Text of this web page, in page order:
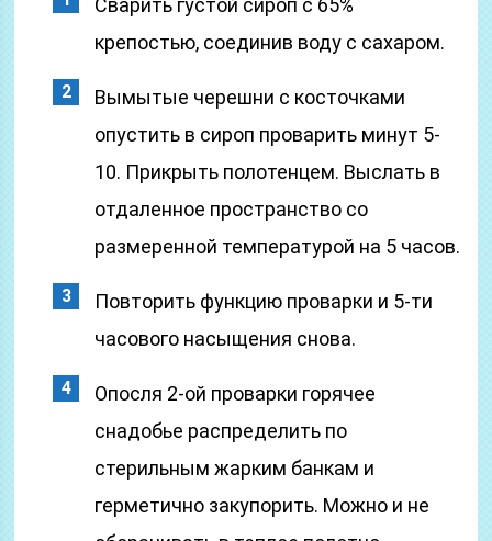
Сварить густой сироп с 65%
крепостью, соединив воду с сахаром.
Вымытые черешни с косточками
опустить в сироп проварить минут 5-
10. Прикрыть полотенцем. Выслать в
отдаленное пространство со
размеренной температурой на 5 часов.
Повторить функцию проварки и 5-ти
часового насыщения снова.
Опосля 2-ой проварки горячее
снадобье распределить по
стерильным жарким банкам и
герметично закупорить. Можно и не